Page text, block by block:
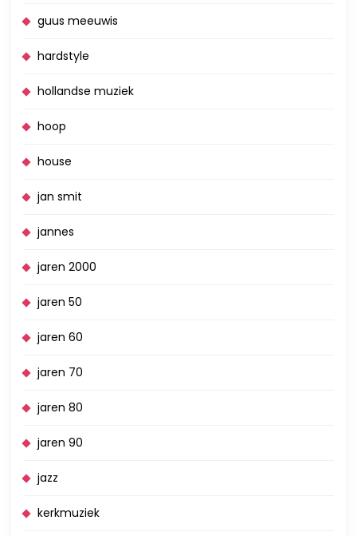
guus meeuwis
hardstyle
hollandse muziek
hoop
house
jan smit
jannes
jaren 2000
jaren 50
jaren 60
jaren 70
jaren 80
jaren 90
jazz
kerkmuziek